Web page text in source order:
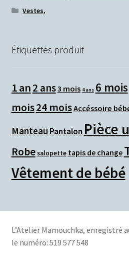
Vestes,
Étiquettes produit
1 an2 ans3 mois 4 ans 6 mois
mois24 moisAccéssoire
Manteau Pantalon Pièce
Robe salopette tapis de change
Vêtement de bébé
L’Atelier Mamouchka, enregistré
le numéro: 519 577 548